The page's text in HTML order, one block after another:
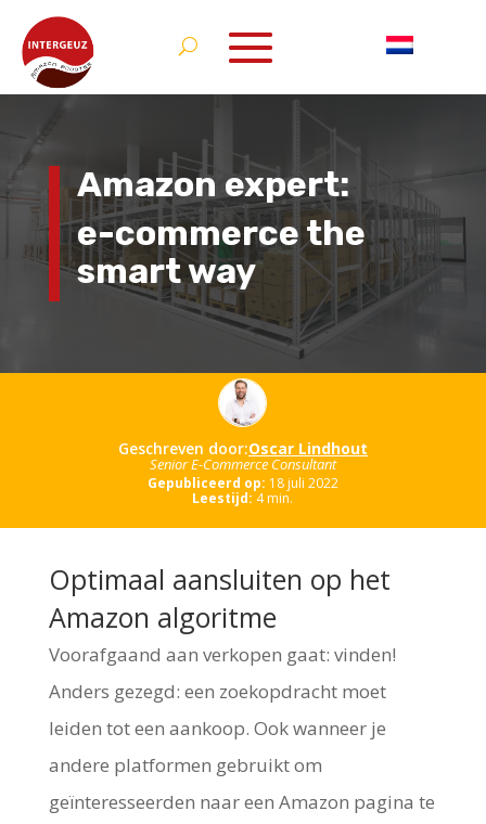
Amazon expert:
e-commerce the
smart way
Geschreven door:Oscar Lindhout
Senior E-Commerce Consultant
Gepubliceerd op: 18 juli 2022
Leestijd: 4min.
Optimaal aansluiten op het
Amazon algoritme
Voorafgaand aan verkopen gaat: vinden!
Anders gezegd: een zoekopdracht moet
leiden tot een aankoop. Ook wanneer je
andere platformen gebruikt om
geïnteresseerden naar een Amazon pagina te